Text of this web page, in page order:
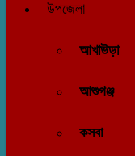
উপজেলা
আখাউড়া
আশুগঞ্জ
কসবা